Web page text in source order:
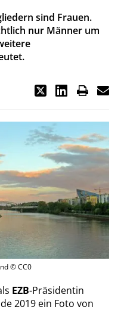
sind Frauen.
nur Männer um
© CC0
EZB-Präsidentin
2019 ein Foto von